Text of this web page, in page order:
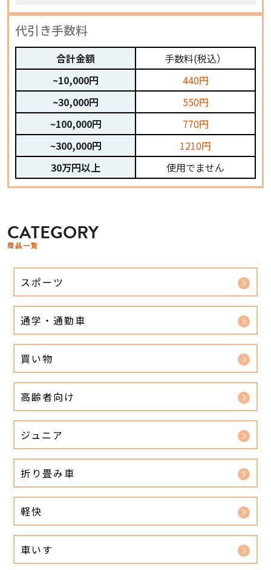
代引き手数料
合計金額
~10,000円
~30,000円
~100,000円
~300,000円
30万円以上
手数料(税込）
440円
550円
770円
1210円
使用でません
CATEGORY
商品一覧
スポーツ
通学・通勤車
買い物
高齢者向け
ジュニア
折り畳み車
軽快
車いす